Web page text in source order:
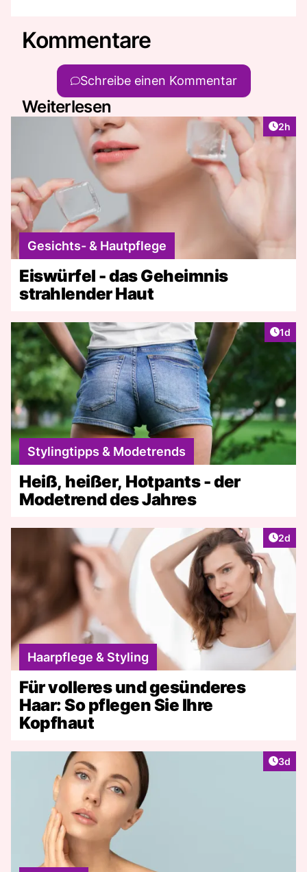
Kommentare
Schreibe einen Kommentar
Weiterlesen
2h
Gesichts- & Hautpflege
Eiswürfel - das Geheimnis
strahlender Haut
1d
Stylingtipps & Modetrends
Heiß, heißer, Hotpants - der
Modetrend des Jahres
2d
Haarpflege & Styling
Für volleres und gesünderes
Haar: So pflegen Sie Ihre
Kopfhaut
3d